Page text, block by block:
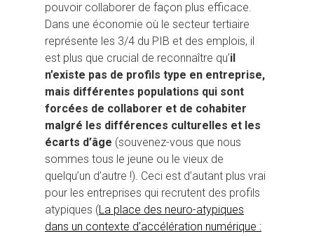
pouvoir collaborer de façon plus efficace.
Dans une économie où le secteur tertiaire
représente les 3/4 du PIB et des emplois, il
est plus que crucial de reconnaître qu’il
n’existe pas de profils type en entreprise,
mais différentes populations qui sont
forcées de collaborer et de cohabiter
malgré les différences culturelles et les
écarts d’âge (souvenez-vous que nous
sommes tous le jeune ou le vieux de
quelqu’un d’autre !). Ceci est d’autant plus vrai
pour les entreprises qui recrutent des profils
atypiques (La place des neuro-atypiques
dans un contexte d’accélération numérique :